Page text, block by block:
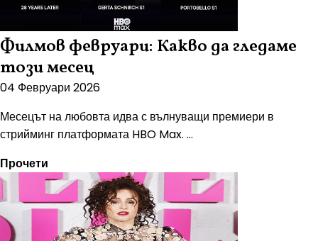
Филмов февруари: Какво да гледаме
този месец
04 Февруари 2026
Месецът на любовта идва с вълнуващи премиери в
стрийминг платформата HBO Max. ...
Прочети